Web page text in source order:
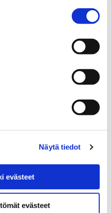
Näytä tiedot
evästeet
evästeet
ja -rannat